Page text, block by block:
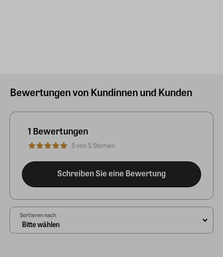
Bewertungen von Kundinnen und Kunden
1 Bewertungen
5 von 5 Sternen
Schreiben Sie eine Bewertung
Sortieren nach